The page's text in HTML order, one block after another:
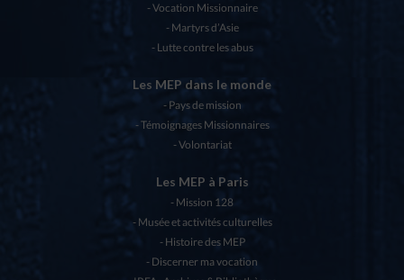
Vocation Missionnaire
Martyrs d’Asie
Lutte contre les abus
Les MEP dans le monde
Pays de mission
Témoignages Missionnaires
Volontariat
Les MEP à Paris
Mission 128
Musée et activités culturelles
Histoire des MEP
Discerner ma vocation